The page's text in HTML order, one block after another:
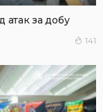
атак за добу
141